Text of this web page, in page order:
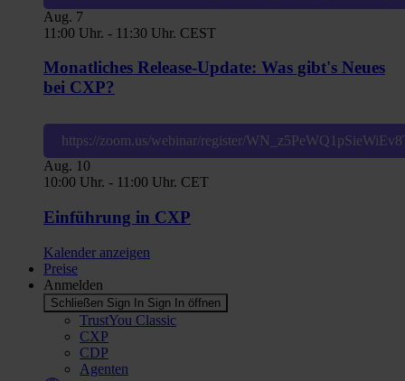
Aug. 7
11:00 Uhr. - 11:30 Uhr. CEST
Monatliches Release-Update: Was gibt's Neues
bei CXP?
https://zoom.us/webinar/register/
Aug. 10
10:00 Uhr. - 11:00 Uhr. CET
Einführung in CXP
Kalender anzeigen
Preise
Anmelden
Schließen Sign In Sign In öffnen
TrustYou Classic
CXP
CDP
Agenten